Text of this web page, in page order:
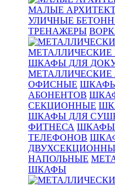
МАЛЫЕ
УЛИЧНЫЕ
ТРЕНАЖЕРЫ
ШКАФЫ ДЛЯ
ОФИСНЫЕ
АБОНЕНТОВ
СЕКЦИОННЫЕ
ШКАФЫ ДЛЯ
ФИТНЕСА ШКАФЫ
ТЕЛЕФОНОВ
НАПОЛЬНЫЕ
ШКАФЫ